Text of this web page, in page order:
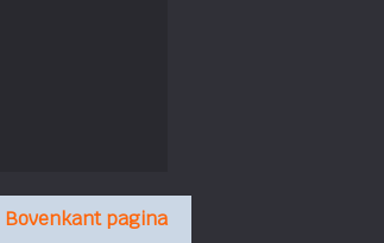
Bovenkant pagina